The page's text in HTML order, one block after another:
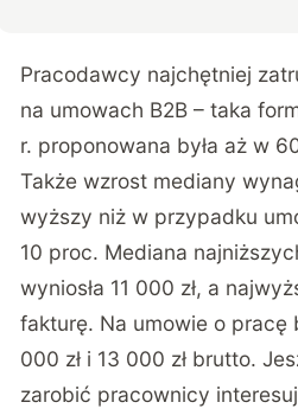
Pracodawcy najchętniej
na umowach B2B – taka
r. proponowana była aż w
Także wzrost mediany
wyższy niż w przypadku
10 proc. Mediana
wyniosła 11 000 zł, a
fakturę. Na umowie o pracę
000 zł i 13 000 zł brutto.
zarobić pracownicy